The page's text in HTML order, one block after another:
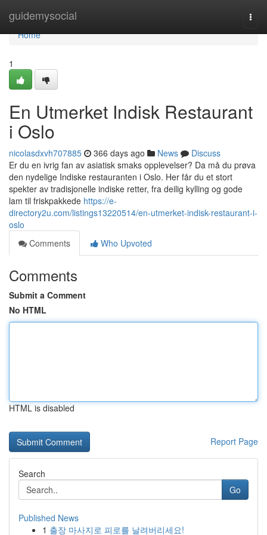
guidemysocial
Home
Home
1
En Utmerket Indisk Restaurant
i Oslo
nicolasdxvh707885 366 days ago News
Discuss
Er du en ivrig fan av asiatisk smaks opplevelser? Da må du prøva
den nydelige Indiske restauranten i Oslo. Her får du et stort
spekter av tradisjonelle indiske retter, fra deilig kylling og gode
lam til friskpakkede https://e-
directory2u.com/listings13220514/en-utmerket-indisk-restaurant-i-
oslo
Comments
Who Upvoted
Comments
Submit a Comment
No HTML
HTML is disabled
Report Page
Search
Go
Published News
1 출장 마사지로 피로를 날려버리세요!